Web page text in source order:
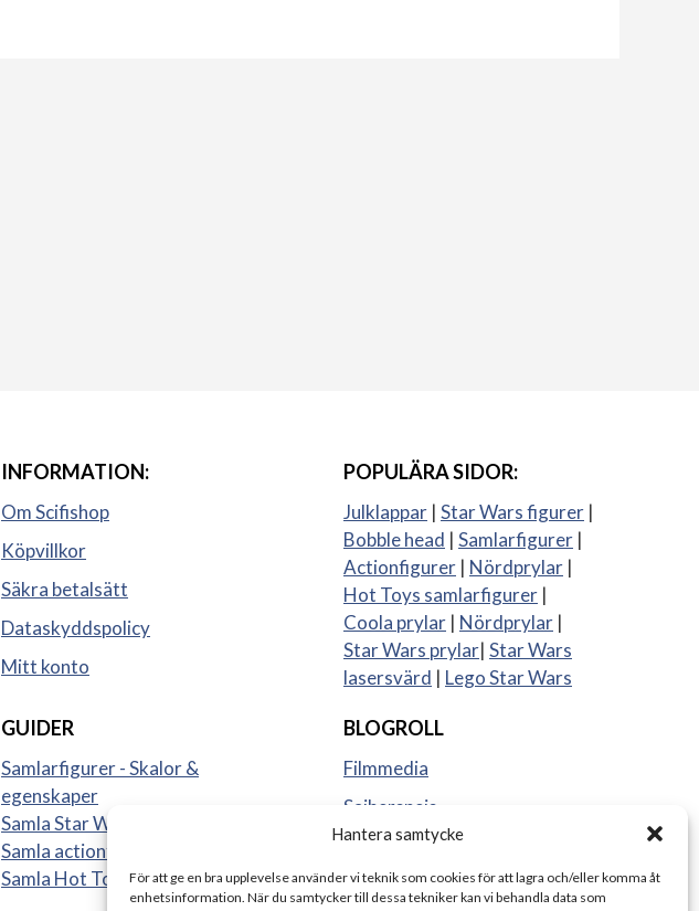
Hantera samtycke
För att ge en bra upplevelse använder vi teknik som cookies för att lagra och/eller komma åt
enhetsinformation. När du samtycker till dessa tekniker kan vi behandla data som
INFORMATION:
Om Scifishop
Köpvillkor
Säkra betalsätt
Dataskyddspolicy
Mitt konto
GUIDER
Samlarfigurer - Skalor &
egenskaper
Samla Star Wars figurer
Samla actionfigurer
Samla Hot Toys
POPULÄRA SIDOR:
Julklappar | Star Wars figurer |
Bobble head | Samlarfigurer |
Actionfigurer | Nördprylar |
Hot Toys samlarfigurer |
Coola prylar | Nördprylar |
Star Wars prylar| Star Wars
lasersvärd | Lego Star Wars
BLOGROLL
Filmmedia
Sajberspejs
Strange things